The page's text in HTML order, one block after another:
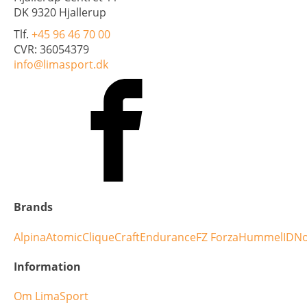
DK 9320 Hjallerup
Tlf. +45 96 46 70 00
CVR: 36054379
info@limasport.dk
Brands
AlpinaAtomicCliqueCraftEnduranceFZ ForzaHummelID
Information
Om LimaSport